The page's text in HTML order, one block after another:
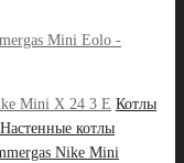
Mini X 24 3 E Котлы
Настенные котлы
Nike Mini